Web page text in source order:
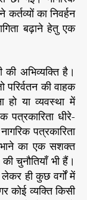
का निवर्हन
बढ़ाने हेतु एक
अभिव्यक्ति है।
की वाहक
हो या व्यवस्था में
पत्रकारिता धीरे-
पत्रकारिता
का एक सशक्त
चुनौतियाँ भी हैं।
ही कुछ वर्गों में
कोई व्यक्ति किसी